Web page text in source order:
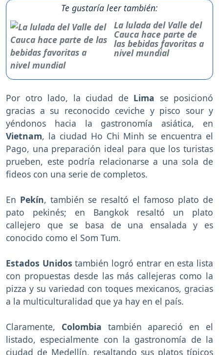
Te gustaría leer también:
La lulada del Valle del
Cauca hace parte de
las bebidas favoritas a
nivel mundial
Por otro lado, la ciudad de Lima se posicionó
gracias a su reconocido ceviche y pisco sour y
yéndonos hacia la gastronomía asiática, en
Vietnam, la ciudad Ho Chi Minh se encuentra el
Pago, una preparación ideal para que los turistas
prueben, este podría relacionarse a una sola de
fideos con una serie de completos.
En Pekín, también se resaltó el famoso plato de
pato pekinés; en Bangkok resaltó un plato
callejero que se basa de una ensalada y es
conocido como el Som Tum.
Estados Unidos también logró entrar en esta lista
con propuestas desde las más callejeras como la
pizza y su variedad con toques mexicanos, gracias
a la multiculturalidad que ya hay en el país.
Claramente, Colombia también apareció en el
listado, especialmente con la gastronomía de la
ciudad de Medellín, resaltando sus platos típicos